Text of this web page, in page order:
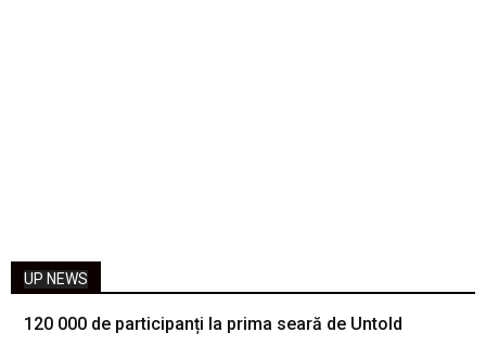
UP NEWS
120 000 de participanți la prima seară de Untold